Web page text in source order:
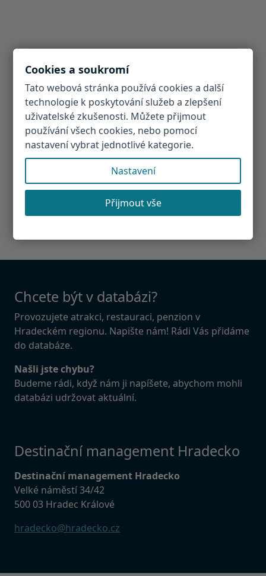
Chcete být v databázi?
Provozujete atrakci, restauraci, penzion v
Hradeckém regionu. Napište nám! Rádi Vás přidáme
do databáze.
Našli jste chybu?
Budeme rádi, když nám ji napíšete, abychom mohli
databázi udržovat aktuální.
Destinační management Hradecko
Destinační management Hradecko
Velké náměstí 34/42
500 03 Hradec Králové
hradecko@hradecko.cz
Cookies a soukromí
Tato webová stránka používá cookies a další
technologie k poskytování služeb a zlepšení
uživatelské zkušenosti. Můžete přijmout
používání všech cookies, nebo pomocí
nastavení vybrat jednotlivé kategorie.
Nastavení
Přijmout vše